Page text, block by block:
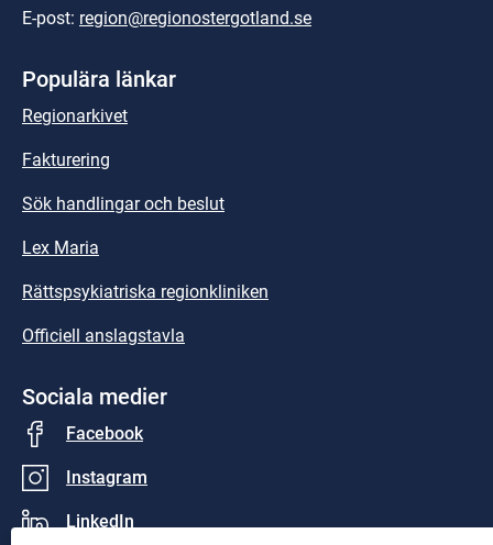
E-post: region@regionostergotland.se
Populära länkar
Regionarkivet
Fakturering
Sök handlingar och beslut
Lex Maria
Rättspsykiatriska regionkliniken
Officiell anslagstavla
Sociala medier
Facebook
Instagram
LinkedIn